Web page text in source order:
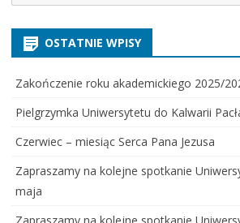
for:
OSTATNIE WPISY
Zakończenie roku akademickiego 2025/
Pielgrzymka Uniwersytetu do Kalwarii
Czerwiec – miesiąc Serca Pana Jezusa
Zapraszamy na kolejne spotkanie
maja